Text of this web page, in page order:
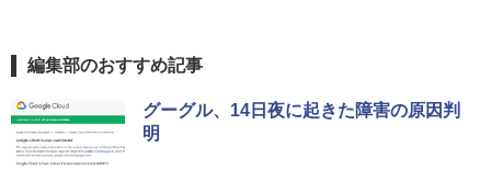
編集部のおすすめ記事
グーグル、14日夜に起きた障害の原因判
明